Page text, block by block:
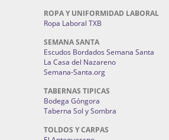
ROPA Y UNIFORMIDAD LABORAL
Ropa Laboral TXB
SEMANA SANTA
Escudos Bordados Semana Santa
La Casa del Nazareno
Semana-Santa.org
TABERNAS TIPICAS
Bodega Góngora
Taberna Sol y Sombra
TOLDOS Y CARPAS